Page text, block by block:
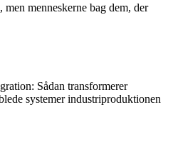
menneskerne bag dem, der
Sådan transformerer
systemer industriproduktionen